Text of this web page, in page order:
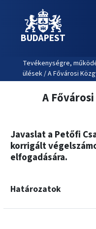
BUDAPEST
Tevékenységre,
ülések / A Fővárosi
A
Javaslat a Petőfi
korrigált
elfogadására.
Határozatok